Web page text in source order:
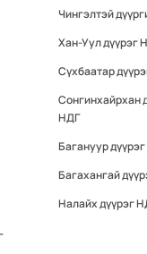
Чингэлтэй
Хан-Уул дүүрэг
Сүхбаатар
Сонгинхайрхан
НДГ
Багануур
Багахангай
Налайх дүүрэг